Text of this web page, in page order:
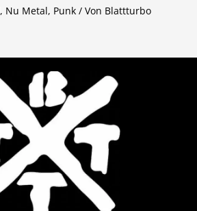
, Nu Metal, Punk / Von Blattturbo